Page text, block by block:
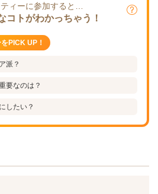
ィーに参加すると…
コトがわかっちゃう！
PICK UP！
派？
要なのは？
したい？